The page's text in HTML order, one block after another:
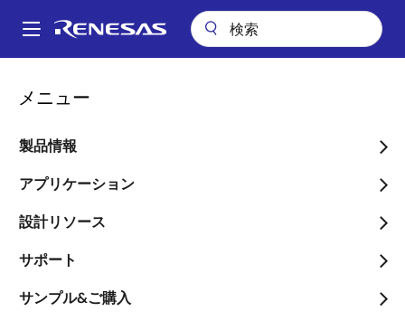
ン
Main
メニュー
製品情報
アプリケーション
設計リソース
サポート
サンプル&ご購入
パ
ン
く
ず
英国Dialog社の株主集会及び株主総会における承認決議に関するお知
英国Dialog社の株主集会及
び株主総会における承認決
議に関するお知らせ